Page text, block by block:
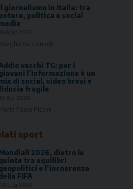
giornalismo in Italia: tra
politica e social
19 Mag 2026
Gonnelli
vecchi TG: per i
l’informazione è un
di social, video brevi e
fragile
30 Apr 2026
Paola Piccini
sport
2026, dietro le
tra equilibri
e l’incoerenza
FIFA
Lug 2026